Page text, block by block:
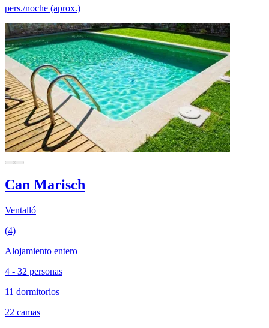
pers./noche (aprox.)
Can Marisch
Ventalló
(4)
Alojamiento entero
4 - 32 personas
11 dormitorios
22 camas